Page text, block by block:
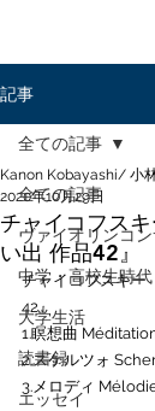
記事
全ての記事
ヴァイオリンコ
中学・高校生時代
大学生活
読書録
エッセイ
全ての記事
チャイコフス
い出 作品42』
Kanon Kobayashi/ 小
2020年10月29日
チャイコフスキー
42』
1.瞑想曲
2.スケルツォ
3.メロディ